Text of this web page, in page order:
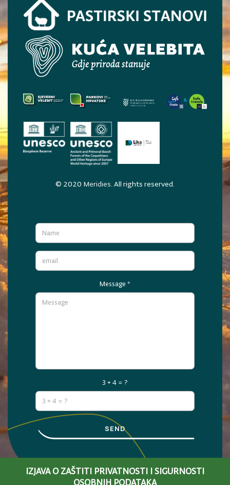
© 2020 Meridies. All rights reserved.
Message *
3 + 4 = ?
SEND
IZJAVA O ZAŠTITI PRIVATNOSTI I SIGURNOSTI
OSOBNIH PODATAKA